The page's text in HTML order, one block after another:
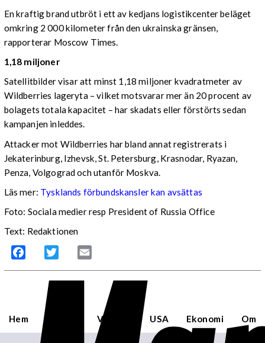
En kraftig brand utbröt i ett av kedjans logistikcenter beläget
omkring 2 000 kilometer från den ukrainska gränsen,
rapporterar Moscow Times.
1,18 miljoner
Satellitbilder visar att minst 1,18 miljoner kvadratmeter av
Wildberries lageryta – vilket motsvarar mer än 20 procent av
bolagets totala kapacitet – har skadats eller förstörts sedan
kampanjen inleddes.
Attacker mot Wildberries har bland annat registrerats i
Jekaterinburg, Izhevsk, St. Petersburg, Krasnodar, Ryazan,
Penza, Volgograd och utanför Moskva.
Läs mer: Tysklands förbundskansler kan avsättas
Foto: Sociala medier resp President of Russia Office
Text: Redaktionen
Facebook Twitter
Hem Världen USA Ekonomi Om